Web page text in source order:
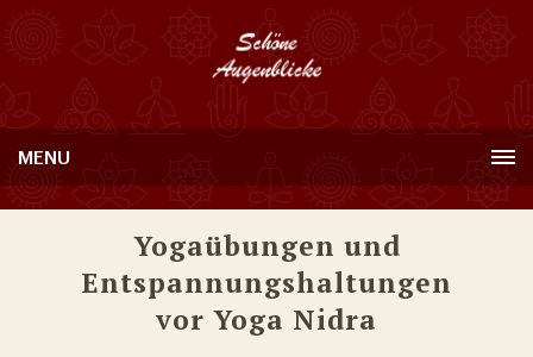
MENU
Yogaübungen und
Entspannungshaltungen
vor Yoga Nidra